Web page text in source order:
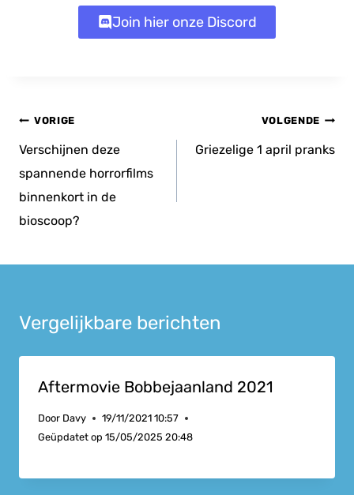
Join hier onze Discord
Bericht
navigatie
VORIGE
Verschijnen deze
spannende horrorfilms
binnenkort in de
bioscoop?
VOLGENDE
Griezelige 1 april pranks
Vergelijkbare berichten
Aftermovie Bobbejaanland 2021
Door Davy
19/11/2021 10:57
Geüpdatet op 15/05/2025 20:48